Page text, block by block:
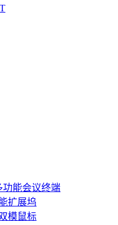
功能会议终端
扩展坞
模鼠标